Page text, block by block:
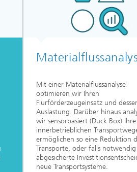
Mit einer Materialflussanalyse
optimieren wir Ihren
Flurförderzeugeinsatz und
Auslastung. Darüber hinaus
wir sensorbasiert (Duck Box) Ihre
innerbetrieblichen
ermöglichen so eine Reduktion
Transporte, oder falls
abgesicherte
neue Transportsysteme.